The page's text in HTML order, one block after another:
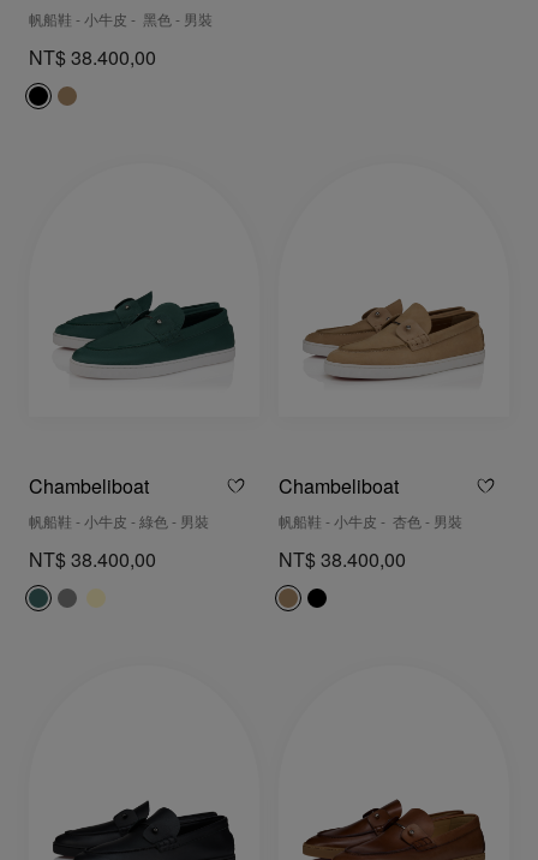
帆船鞋 - 小牛皮 - 黑色 - 男裝
NT$ 38.400,00
Chambeliboat
帆船鞋 - 小牛皮 - 綠色 - 男裝
NT$ 38.400,00
Chambeliboat
帆船鞋 - 小牛皮 - 杏色 - 男裝
NT$ 38.400,00